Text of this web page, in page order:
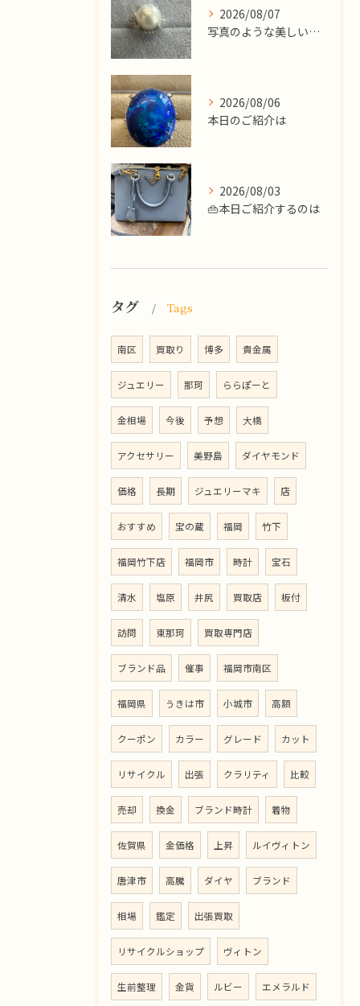
2026/08/07
写真のような美しい大粒のパールリングですが、
2026/08/06
本日のご紹介は
2026/08/03
👜本日ご紹介するのは
タグ Tags
南区 買取り 博多 貴金属
ジュエリー 那珂 ららぽーと
金相場 今後 予想 大橋
アクセサリー 美野島 ダイヤモンド
価格 長期 ジュエリーマキ 店
おすすめ 宝の蔵 福岡 竹下
福岡竹下店 福岡市 時計 宝石
清水 塩原 井尻 買取店 板付
訪問 東那珂 買取専門店
ブランド品 催事 福岡市南区
福岡県 うきは市 小城市 高額
クーポン カラー グレード カット
リサイクル 出張 クラリティ 比較
売却 換金 ブランド時計 着物
佐賀県 金価格 上昇 ルイヴィトン
唐津市 高騰 ダイヤ ブランド
相場 鑑定 出張買取
リサイクルショップ ヴィトン
生前整理 金貨 ルビー エメラルド